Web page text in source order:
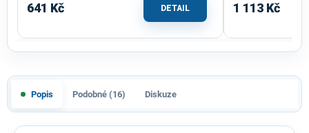
641 Kč DETAIL 1 113 Kč
Popis Podobné (16) Diskuze